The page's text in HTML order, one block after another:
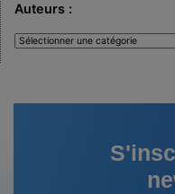
Auteurs :
Auteurs